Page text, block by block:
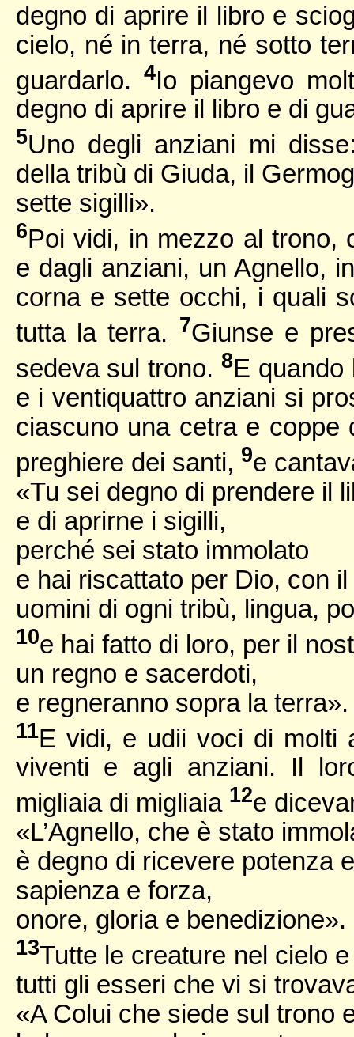
degno di aprire il libro e
cielo, né in terra, né sotto
guardarlo. 4Io piangevo
degno di aprire il libro e di
5Uno degli anziani mi
della tribù di Giuda, il
sette sigilli».
6Poi vidi, in mezzo al trono,
e dagli anziani, un Agnello,
corna e sette occhi, i quali
tutta la terra. 7Giunse e
sedeva sul trono.8E quando
e i ventiquattro anziani si
ciascuno una cetra e coppe
preghiere dei santi, 9e
«Tu sei degno di prendere il
e di aprirne i sigilli,
perché sei stato immolato
e hai riscattato per Dio, con
uomini di ogni tribù, lingua,
10e hai fatto di loro, per il
un regno e sacerdoti,
e regneranno sopra la terra».
11E vidi, e udii voci di molti
viventi e agli anziani. Il
migliaia di migliaia 12e
«L’Agnello, che è stato
è degno di ricevere potenza
sapienza e forza,
onore, gloria e benedizione».
13Tutte le creature nel cielo
tutti gli esseri che vi si
«A Colui che siede sul trono